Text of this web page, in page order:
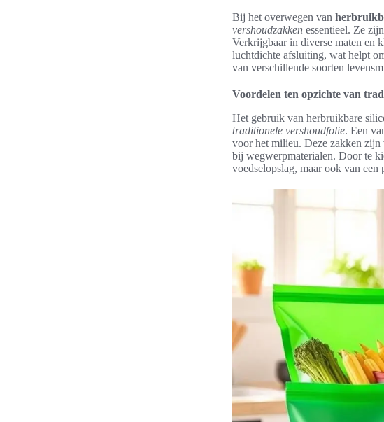
Bij het overwegen van
vershoudzakken essentieel. Ze
Verkrijgbaar in diverse maten en
luchtdichte afsluiting, wat helpt
van verschillende soorten
Voordelen ten opzichte van
Het gebruik van herbruikbare
traditionele vershoudfolie. Een
voor het milieu. Deze zakken zijn
bij wegwerpmaterialen. Door te
voedselopslag, maar ook van een